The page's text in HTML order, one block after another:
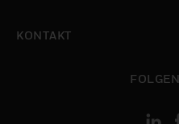
KONTAKT